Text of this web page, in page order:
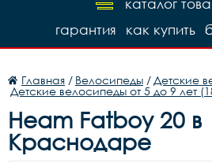
каталог
как купить
гарантия
Главная / Велосипеды / Детские
Детские велосипеды от 5 до 9 лет
Heam Fatboy 20 в
Краснодаре